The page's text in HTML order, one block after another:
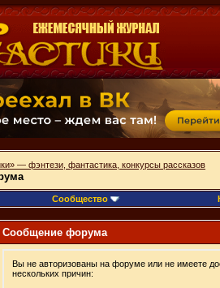
— фэнтези, фантастика, конкурсы рассказов
Сообщество
Сообщение форума
Вы не авторизованы на форуме или не имеете
нескольких причин: